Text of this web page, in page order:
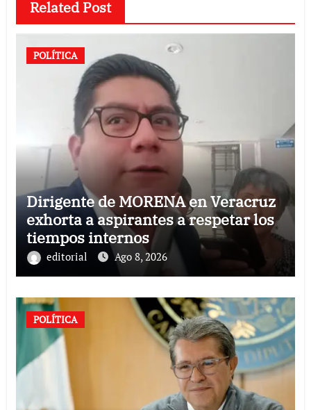
Related Post
POLÍTICA
Dirigente de MORENA en Veracruz
exhorta a aspirantes a respetar los
tiempos internos
editorial Ago 8, 2026
POLÍTICA